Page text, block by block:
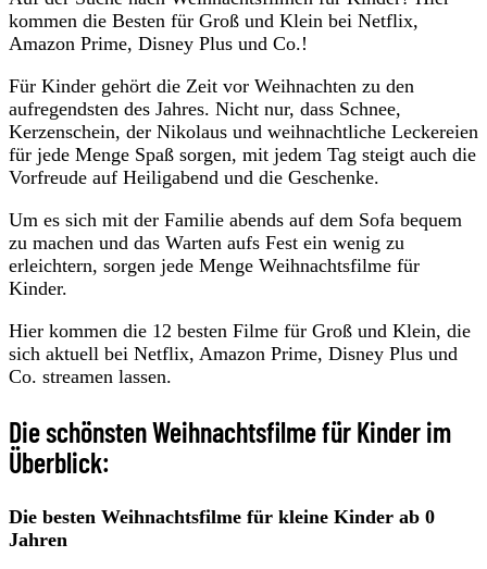
kommen die Besten für Groß und Klein bei Netflix,
Amazon Prime, Disney Plus und Co.!
Für Kinder gehört die Zeit vor Weihnachten zu den
aufregendsten des Jahres. Nicht nur, dass Schnee,
Kerzenschein, der Nikolaus und weihnachtliche Leckereien
für jede Menge Spaß sorgen, mit jedem Tag steigt auch die
Vorfreude auf Heiligabend und die Geschenke.
Um es sich mit der Familie abends auf dem Sofa bequem
zu machen und das Warten aufs Fest ein wenig zu
erleichtern, sorgen jede Menge Weihnachtsfilme für
Kinder.
Hier kommen die 12 besten Filme für Groß und Klein, die
sich aktuell bei Netflix, Amazon Prime, Disney Plus und
Co. streamen lassen.
Die schönsten Weihnachtsfilme für Kinder im
Überblick:
Die besten Weihnachtsfilme für kleine Kinder ab 0
Jahren